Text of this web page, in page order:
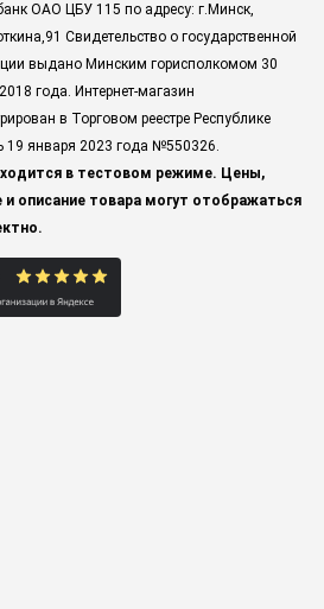
ОАО ЦБУ 115 по адресу: г.Минск,
Свидетельство о государственной
выдано Минским горисполкомом 30
года. Интернет-магазин
в Торговом реестре Республике
19 января 2023 года №550326.
в тестовом режиме. Цены,
и описание товара могут отображаться